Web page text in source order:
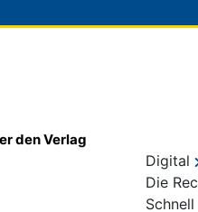
den Verlag
Digital
Die